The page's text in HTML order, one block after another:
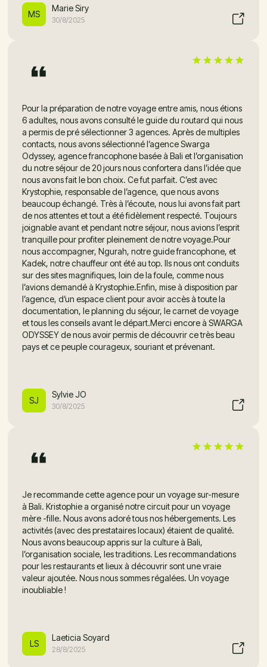
MS
Marie Siry
30/8/2025
Pour la préparation de notre voyage entre amis, nous étions
6 adultes, nous avons consulté le guide du routard qui nous
a permis de pré sélectionner 3 agences. Après de multiples
contacts, nous avons sélectionné l’agence Swarga
Odyssey, agence francophone basée à Bali et l’organisation
du notre séjour de 20 jours nous confortera dans l’idée que
nous avons fait le bon choix. Ce fut parfait. C’est avec
Krystophie, responsable de l’agence, que nous avons
beaucoup échangé. Très à l’écoute, nous lui avons fait part
de nos attentes et tout a été fidèlement respecté. Toujours
joignable avant et pendant notre séjour, nous avions l’esprit
tranquille pour profiter pleinement de notre voyage.Pour
nous accompagner, Ngurah, notre guide francophone, et
Kadek, notre chauffeur ont été au top. Ils nous ont conduits
sur des sites magnifiques, loin de la foule, comme nous
l’avions demandé à Krystophie.Enfin, mise à disposition par
l’agence, d’un espace client pour avoir accès à toute la
documentation, le planning du séjour, le carnet de voyage
et tous les conseils avant le départ.Merci encore à SWARGA
ODYSSEY de nous avoir permis de découvrir ce très beau
pays et ce peuple courageux, souriant et prévenant.
SJ
Sylvie JO
30/8/2025
Je recommande cette agence pour un voyage sur-mesure
à Bali. Kristophie a organisé notre circuit pour un voyage
mère -fille. Nous avons adoré tous nos hébergements. Les
activités (avec des prestataires locaux) étaient de qualité.
Nous avons beaucoup appris sur la culture à Bali,
l’organisation sociale, les traditions. Les recommandations
pour les restaurants et lieux à découvrir sont une vraie
valeur ajoutée. Nous nous sommes régalées. Un voyage
inoubliable !
LS
Laeticia Soyard
28/8/2025